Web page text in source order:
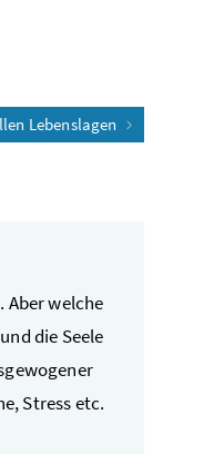
Lebenslagen
Aber welche
die Seele
Stress etc.